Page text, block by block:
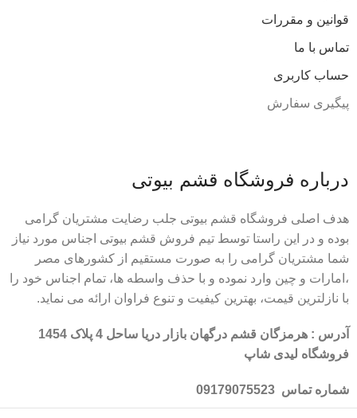
قوانین و مقررات
تماس با ما
حساب کاربری
پیگیری سفارش
درباره فروشگاه قشم بیوتی
هدف اصلی فروشگاه قشم بیوتی جلب رضایت مشتریان گرامی
بوده و در این راستا توسط تیم فروش قشم بیوتی اجناس مورد نیاز
شما مشتریان گرامی را به صورت مستقیم از کشورهای مصر
،امارات و چین وارد نموده و با حذف واسطه ها، تمام اجناس خود را
با نازلترین قیمت، بهترین کیفیت و تنوع فراوان ارائه می نماید.
آدرس : هرمزگان قشم درگهان بازار دریا ساحل 4 پلاک 1454
فروشگاه لیدی شاپ
شماره تماس 09179075523